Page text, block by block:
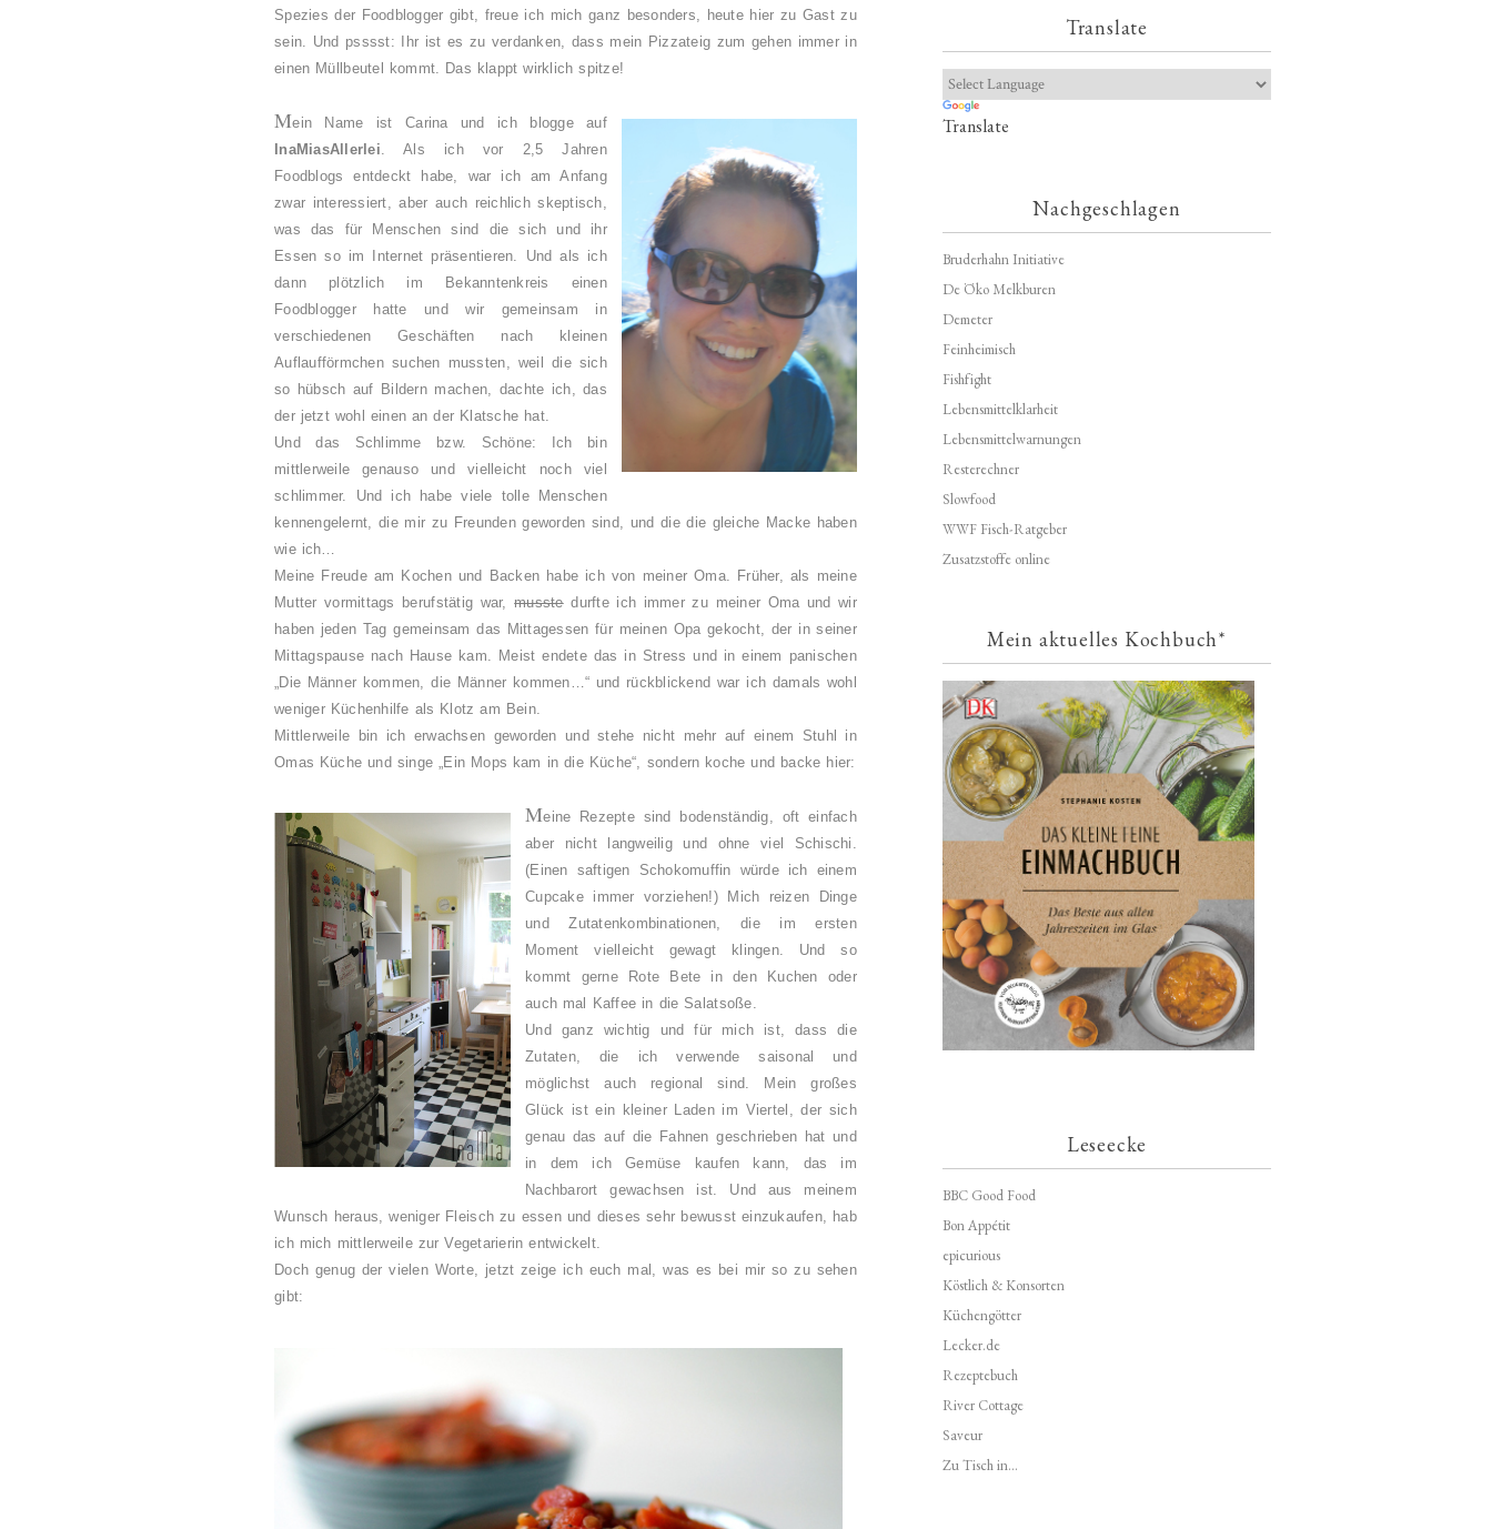
Spezies der Foodblogger gibt, freue ich mich ganz besonders, heute hier zu Gast zu
sein. Und psssst: Ihr ist es zu verdanken, dass mein Pizzateig zum gehen immer in
einen Müllbeutel kommt. Das klappt wirklich spitze!
Mein Name ist Carina und ich blogge auf
InaMiasAllerlei. Als ich vor 2,5 Jahren
Foodblogs entdeckt habe, war ich am Anfang
zwar interessiert, aber auch reichlich skeptisch,
was das für Menschen sind die sich und ihr
Essen so im Internet präsentieren. Und als ich
dann plötzlich im Bekanntenkreis einen
Foodblogger hatte und wir gemeinsam in
verschiedenen Geschäften nach kleinen
Auflaufförmchen suchen mussten, weil die sich
so hübsch auf Bildern machen, dachte ich, das
der jetzt wohl einen an der Klatsche hat.
Und das Schlimme bzw. Schöne: Ich bin
mittlerweile genauso und vielleicht noch viel
schlimmer. Und ich habe viele tolle Menschen
kennengelernt, die mir zu Freunden geworden sind, und die die gleiche Macke haben
wie ich…
Meine Freude am Kochen und Backen habe ich von meiner Oma. Früher, als meine
Mutter vormittags berufstätig war,musstedurfte ich immer zu meiner Oma und wir
haben jeden Tag gemeinsam das Mittagessen für meinen Opa gekocht, der in seiner
Mittagspause nach Hause kam. Meist endete das in Stress und in einem panischen
„Die Männer kommen, die Männer kommen…“ und rückblickend war ich damals wohl
weniger Küchenhilfe als Klotz am Bein.
Mittlerweile bin ich erwachsen geworden und stehe nicht mehr auf einem Stuhl in
Omas Küche und singe „Ein Mops kam in die Küche“, sondern koche und backe hier:
Meine Rezepte sind bodenständig, oft einfach
aber nicht langweilig und ohne viel Schischi.
(Einen saftigen Schokomuffin würde ich einem
Cupcake immer vorziehen!) Mich reizen Dinge
und Zutatenkombinationen, die im ersten
Moment vielleicht gewagt klingen. Und so
kommt gerne Rote Bete in den Kuchen oder
auch mal Kaffee in die Salatsoße.
Und ganz wichtig und für mich ist, dass die
Zutaten, die ich verwende saisonal und
möglichst auch regional sind. Mein großes
Glück ist ein kleiner Laden im Viertel, der sich
genau das auf die Fahnen geschrieben hat und
in dem ich Gemüse kaufen kann, das im
Nachbarort gewachsen ist. Und aus meinem
Wunsch heraus, weniger Fleisch zu essen und dieses sehr bewusst einzukaufen, hab
ich mich mittlerweile zur Vegetarierin entwickelt.
Doch genug der vielen Worte, jetzt zeige ich euch mal, was es bei mir so zu sehen
gibt:
Translate
Translate
Nachgeschlagen
Bruderhahn Initiative
De Öko Melkburen
Demeter
Feinheimisch
Fishfight
Lebensmittelklarheit
Lebensmittelwarnungen
Resterechner
Slowfood
WWF Fisch-Ratgeber
Zusatzstoffe online
Mein aktuelles Kochbuch*
Leseecke
BBC Good Food
Bon Appétit
epicurious
Köstlich & Konsorten
Küchengötter
Lecker.de
Rezeptebuch
River Cottage
Saveur
Zu Tisch in...